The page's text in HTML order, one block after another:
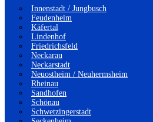
Innenstadt / Jungbusch
Feudenheim
Käfertal
Lindenhof
Friedrichsfeld
Neckarau
Neckarstadt
Neuostheim / Neuhermsheim
Rheinau
Sandhofen
Schönau
Schwetzingerstadt